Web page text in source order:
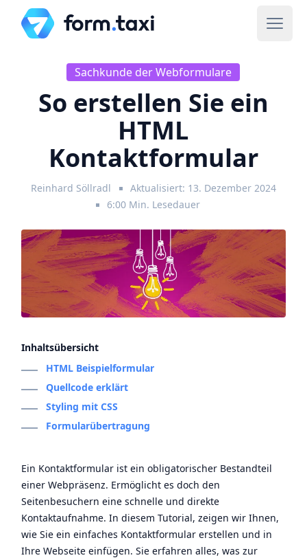
Sachkunde der Webformulare
So erstellen Sie ein
HTML
Kontaktformular
Reinhard Söllradl
Aktualisiert: 13. Dezember 2024
6:00 Min. Lesedauer
Inhaltsübersicht
HTML Beispielformular
Quellcode erklärt
Styling mit CSS
Formularübertragung
Ein Kontaktformular ist ein obligatorischer Bestandteil
einer Webpräsenz. Ermöglicht es doch den
Seitenbesuchern eine schnelle und direkte
Kontaktaufnahme. In diesem Tutorial, zeigen wir Ihnen,
wie Sie ein einfaches Kontaktformular erstellen und in
Ihre Webseite einfügen. Sie erfahren alles, was zur